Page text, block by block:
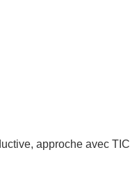
approche avec TIC